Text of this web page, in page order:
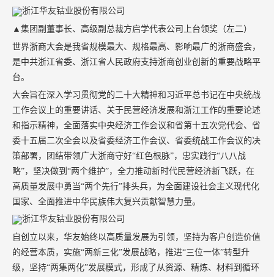
▲集团副董事长、高级副总裁方启学代表公司上台领奖（左二）
世界浙商大会是我省规模最大、规格最高、影响最广的浙商盛会，
是中共浙江省委、浙江省人民政府支持浙商创业创新的重要战略平
台。
大会旨在深入学习贯彻党的二十大精神和习近平总书记在中央统战
工作会议上的重要讲话、关于民营经济发展和浙江工作的重要论述
和指示精神，全面落实中央经济工作会议和省第十五次党代会、省
委十五届二次全会以及省委经济工作会议、省委统战工作会议的决
策部署，团结带领广大浙商守好“红色根脉”，忠实践行“八八战
略”，坚决做到“两个维护”，全力推动新时代民营经济新飞跃，在
高质量发展中勇当“两个先行”排头兵，为全面建设社会主义现代化
国家、全面推进中华民族伟大复兴贡献智慧力量。
自创立以来，华友始终以高质量发展为引领，坚持为客户创造价值
的经营本质，实施“两新三化”发展战略，推进“三位一体”转型升
级，坚持“两集两化”发展模式，形成了从资源、精炼、材料到循环